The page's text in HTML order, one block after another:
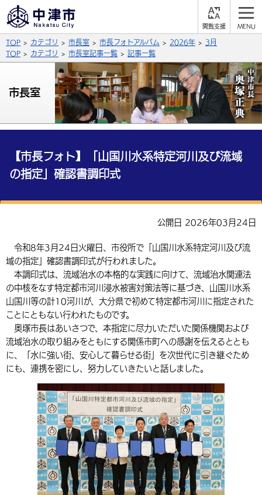
支
ふりがなをつける
背景色
青 白
文字の大きさ
拡大 標準 縮小
英語（English）
中国語（繁体字） 韓国語（한국어）
組織案内
公式SNS
X (Twitter) YouTube
サイト内検索
総合メニュー
くらしの情報
届出・登録・証明 保険・年金
健康・予防
税金 住宅・インフラ
環境・衛生 生涯学習・スポーツ・人権
選挙 外国人の方向け情報
事業者の方へ
産業・雇用
農林水産業 税金
都市整備
施設情報 子どもを預ける
手当・助成 健康・医療
相談・支援・情報 計画・施策
観光・移住
観光なび スポットを探す
遊ぶ・体験する グルメ・食べる
買う・おみやげ 四季のイベント・祭り
移住・定住
市政情報
中津市について 市役所の紹介
地方創生・地域活性化 広報・広聴
行政・計画
TOP カテゴリ 市長室 市長フォトアルバム 2026年
3月
TOP
カテゴリ 市長室記事一覧 記事一覧
市長室
【市長フォト】「山国川水系特定河川及び流域
の指定」確認書調印式
公開日 2026年03月24日
令和8年3月24日火曜日、市役所で「山国川水系特定河川及び流
域の指定」確認書調印式が行われました。
本調印式は、流域治水の本格的な実践に向けて、流域治水関連法
の中核をなす特定都市河川浸水被害対策法等に基づき、山国川水系
山国川等の計10河川が、大分県で初めて特定都市河川に指定された
ことにともない行われたものです。
奥塚市長はあいさつで、本指定に尽力いただいた関係機関および
流域治水の取り組みをともにする関係市町への感謝を伝えるととも
に、「水に強い街、安心して暮らせる街」を次世代に引き継ぐため
にも、連携を密にし、努力していきたいと話しました。